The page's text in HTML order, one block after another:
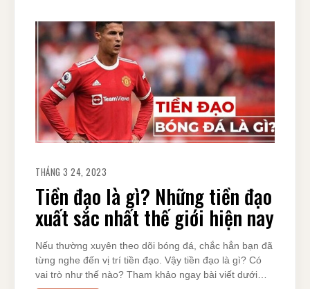
THÁNG 3 24, 2023
Tiền đạo là gì? Những tiền đạo
xuất sắc nhất thế giới hiện nay
Nếu thường xuyên theo dõi bóng đá, chắc hẳn bạn đã
từng nghe đến vị trí tiền đạo. Vậy tiền đạo là gì? Có
vai trò như thế nào? Tham khảo ngay bài viết dưới…